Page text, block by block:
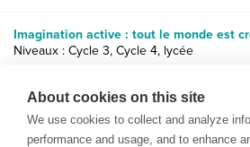
Imagination active : tout le monde est
Niveaux : Cycle 3, Cycle 4, lycée
Expo-sciences : planifier des projets
Niveaux : Cycle 3, Cycle 4, lycée
About cookies on this site
We use cookies to collect and analyze
performance and usage, and to enhance